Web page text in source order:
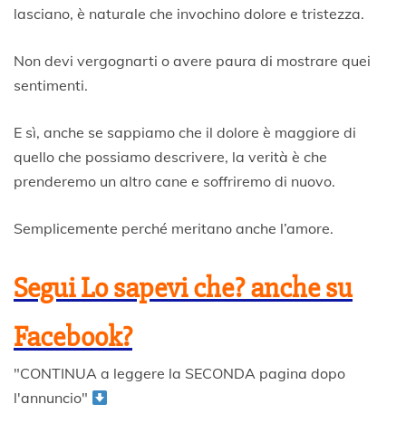
lasciano, è naturale che invochino dolore e tristezza.
Non devi vergognarti o avere paura di mostrare quei
sentimenti.
E sì, anche se sappiamo che il dolore è maggiore di
quello che possiamo descrivere, la verità è che
prenderemo un altro cane e soffriremo di nuovo.
Semplicemente perché meritano anche l’amore.
Segui Lo sapevi che? anche su
Facebook?
"CONTINUA a leggere la SECONDA pagina dopo
l'annuncio"